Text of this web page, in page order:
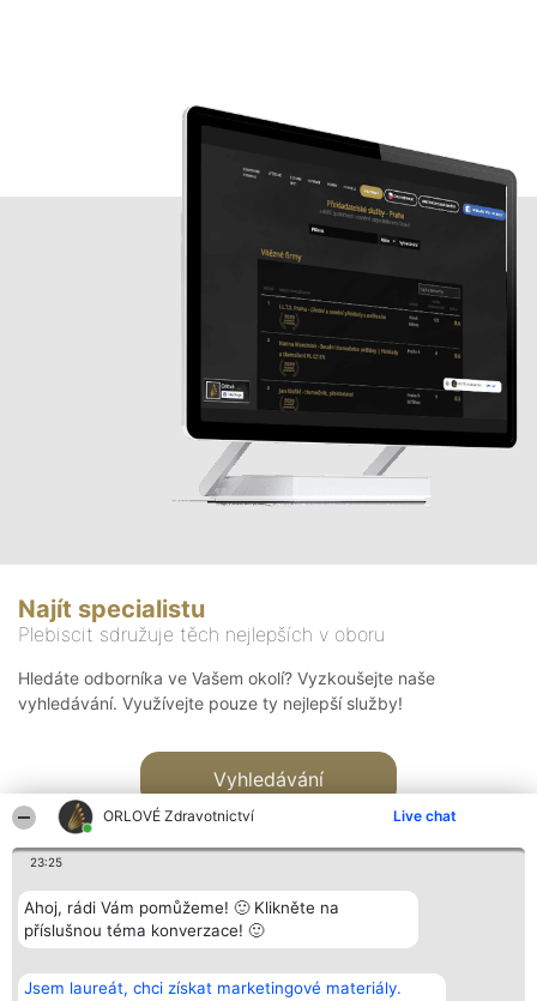
ORLOVÉ Zdravotnictví Live chat
23:25
Ahoj, rádi Vám pomůžeme! 🙂 Klikněte na
příslušnou téma konverzace! 🙂
Jsem laureát, chci získat marketingové materiály.
Najít specialistu
Plebiscit sdružuje těch nejlepších v oboru
Hledáte odborníka ve Vašem okolí? Vyzkoušejte naše
vyhledávání. Využívejte pouze ty nejlepší služby!
Vyhledávání
Bright Side Solutions sp. z o.
o. sp. k.
Vítězové
Seznam všech
Kontakt